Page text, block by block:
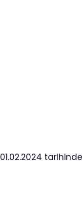
01.02.2024